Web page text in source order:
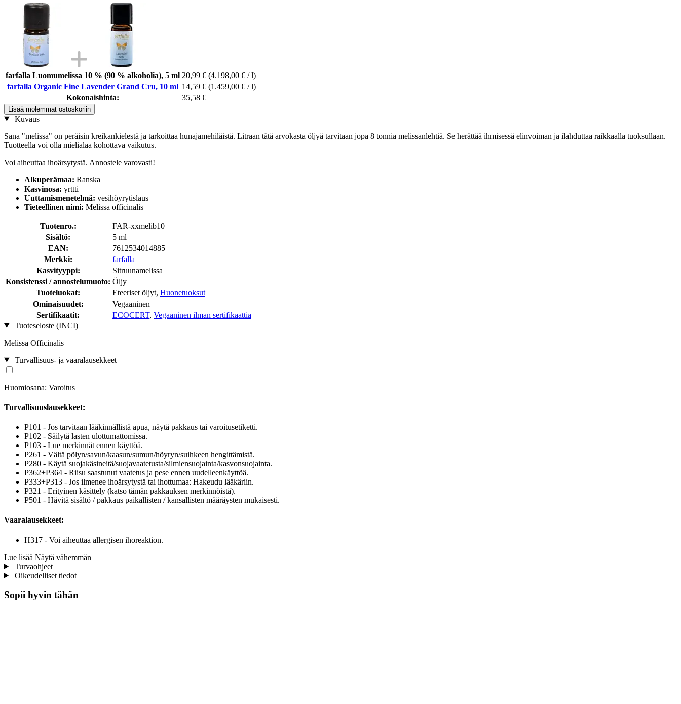
farfalla Luomumelissa 10 % (90 % alkoholia), 5 ml 20,99 € (4.198,00 € / l)
farfalla Organic Fine Lavender Grand Cru, 10 ml 14,59 € (1.459,00 € / l)
Kokonaishinta:
35,58 €
Lisää molemmat ostoskoriin
Kuvaus
Sana "melissa" on peräisin kreikankielestä ja tarkoittaa hunajamehiläistä. Litraan tätä arvokasta öljyä tarvitaan jopa 8 tonnia melissanlehtiä. Se herättää ihmisessä elinvoiman ja ilahduttaa raikkaalla tuoksullaan.
Tuotteella voi olla mielialaa kohottava vaikutus.
Voi aiheuttaa ihoärsytystä. Annostele varovasti!
Alkuperämaa: Ranska
Kasvinosa: yrttti
Uuttamismenetelmä: vesihöyrytislaus
Tieteellinen nimi: Melissa officinalis
Tuotenro.:
FAR-xxmelib10
Sisältö:
5 ml
EAN:
7612534014885
Merkki:
farfalla
Kasvityyppi:
Sitruunamelissa
Konsistenssi / annostelumuoto: Öljy
Tuoteluokat:
Eteeriset öljyt, Huonetuoksut
Ominaisuudet:
Vegaaninen
Sertifikaatit:
ECOCERT, Vegaaninen ilman sertifikaattia
Tuoteseloste (INCI)
Melissa Officinalis
Turvallisuus- ja vaaralausekkeet
Huomiosana: Varoitus
Turvallisuuslausekkeet:
P101 - Jos tarvitaan lääkinnällistä apua, näytä pakkaus tai varoitusetiketti.
P102 - Säilytä lasten ulottumattomissa.
P103 - Lue merkinnät ennen käyttöä.
P261 - Vältä pölyn/savun/kaasun/sumun/höyryn/suihkeen hengittämistä.
P280 - Käytä suojakäsineitä/suojavaatetusta/silmiensuojainta/kasvonsuojainta.
P362+P364 - Riisu saastunut vaatetus ja pese ennen uudelleenkäyttöä.
P333+P313 - Jos ilmenee ihoärsytystä tai ihottumaa: Hakeudu lääkäriin.
P321 - Erityinen käsittely (katso tämän pakkauksen merkinnöistä).
P501 - Hävitä sisältö / pakkaus paikallisten / kansallisten määräysten mukaisesti.
Vaaralausekkeet:
H317 - Voi aiheuttaa allergisen ihoreaktion.
Lue lisää Näytä vähemmän
Turvaohjeet
Oikeudelliset tiedot
Sopii hyvin tähän